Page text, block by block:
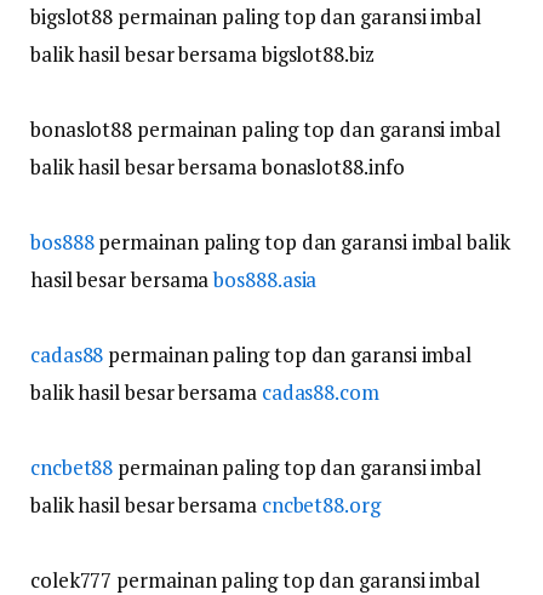
bigslot88 permainan paling top dan garansi imbal
balik hasil besar bersama bigslot88.biz
bonaslot88 permainan paling top dan garansi imbal
balik hasil besar bersama bonaslot88.info
bos888permainan paling top dan garansi imbal balik
hasil besar bersamabos888.asia
cadas88 permainan paling top dan garansi imbal
balik hasil besar bersama cadas88.com
cncbet88 permainan paling top dan garansi imbal
balik hasil besar bersama cncbet88.org
colek777 permainan paling top dan garansi imbal